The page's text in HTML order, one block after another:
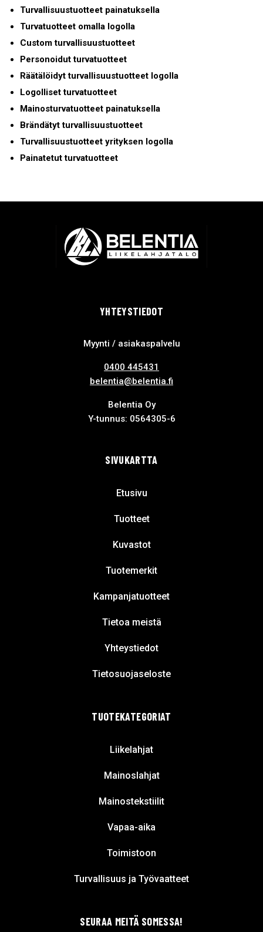
Turvallisuustuotteet painatuksella
Turvatuotteet omalla logolla
Custom turvallisuustuotteet
Personoidut turvatuotteet
Räätälöidyt turvallisuustuotteet logolla
Logolliset turvatuotteet
Mainosturvatuotteet painatuksella
Brändätyt turvallisuustuotteet
Turvallisuustuotteet yrityksen logolla
Painatetut turvatuotteet
YHTEYSTIEDOT
Myynti / asiakaspalvelu
0400 445431
belentia@belentia.fi
Belentia Oy
Y-tunnus: 0564305-6
SIVUKARTTA
Etusivu
Tuotteet
Kuvastot
Tuotemerkit
Kampanjatuotteet
Tietoa meistä
Yhteystiedot
Tietosuojaseloste
TUOTEKATEGORIAT
Liikelahjat
Mainoslahjat
Mainostekstiilit
Vapaa-aika
Toimistoon
Turvallisuus ja Työvaatteet
SEURAA MEITÄ SOMESSA!